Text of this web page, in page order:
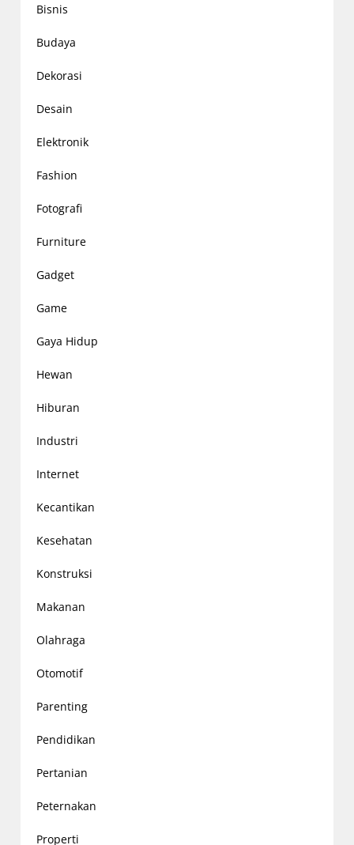
Bisnis
Budaya
Dekorasi
Desain
Elektronik
Fashion
Fotografi
Furniture
Gadget
Game
Gaya Hidup
Hewan
Hiburan
Industri
Internet
Kecantikan
Kesehatan
Konstruksi
Makanan
Olahraga
Otomotif
Parenting
Pendidikan
Pertanian
Peternakan
Properti